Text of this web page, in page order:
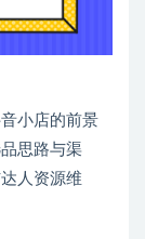
小店的前景
思路与渠
人资源维